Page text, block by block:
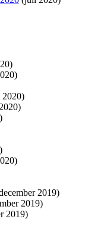
2020)
2019)
2019)
2019)